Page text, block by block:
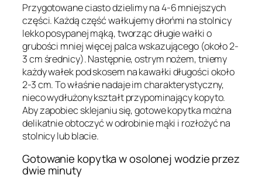
Przygotowane ciasto dzielimy na 4-6 mniejszych
części. Każdą część wałkujemy dłońmi na stolnicy
lekko posypanej mąką, tworząc długie wałki o
grubości mniej więcej palca wskazującego (około 2-
3 cm średnicy). Następnie, ostrym nożem, tniemy
każdy wałek pod skosem na kawałki długości około
2-3 cm. To właśnie nadaje im charakterystyczny,
nieco wydłużony kształt przypominający kopyto.
Aby zapobiec sklejaniu się, gotowe kopytka można
delikatnie obtoczyć w odrobinie mąki i rozłożyć na
stolnicy lub blacie.
Gotowanie kopytka w osolonej wodzie przez
dwie minuty